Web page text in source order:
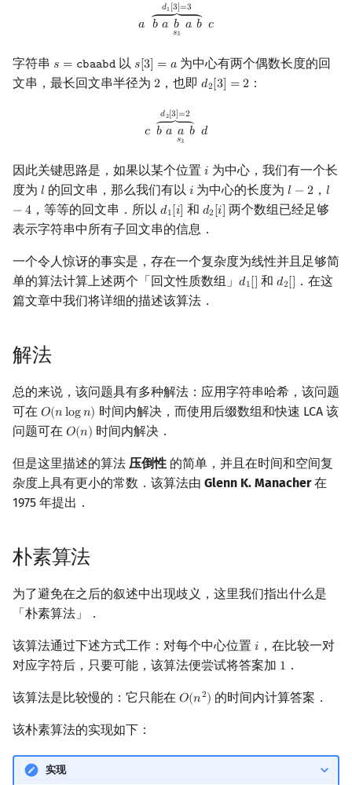
Sublime Text
CP Editor
Tim 排序
排序相关 STL
DP 套 DP
升幂引理
阶乘取模
同余方程
二次剩余
阶 & 原根
离散对数
高次剩余 & 单位根
莫比乌斯反演
Powerful Number 筛
类欧几里德算法
Meissel–Lehmer 算法
连分数
二次域
Lagrange 反演
形式幂级数复合|复合逆
指数生成函数
范德蒙德卷积
Pólya 计数
线性代数
概率论
博弈论
数值算法
序理论
拟阵
Berlekamp–Massey 算法
划分树
可持久化数据结构
树套树
K-D Tree
动态树
PQ 树
手指树
树上随机游走
环计数问题
欧拉图
哈密顿图
二分图
平面图
图的着色
网络流
Prüfer 序列
LGV 引理
最大团搜索算法
支配树
图上随机游走
计算几何杂项
主元素问题
Kahan 求和
珂朵莉树/颜色段均摊
空间优化简介
𝑎
𝑑1 [3]=3
⏞
𝑏 𝑎 𝑏
𝑠3 𝑎 𝑏 𝑐
3 a b⏞
字符串 𝑠 = 𝚌𝚋𝚊𝚊𝚋𝚍
s =cbaabd 以 𝑠[3] = 𝑎
s [3 =a
为中心有两个偶数长度的回
文串，最长回文串半径为 2
2 ，也即 𝑑2[3] = 2
d2 [3 =2 ：
𝑐
𝑑2[3]=2
⏞
𝑏 𝑎 𝑎
𝑠3 𝑏 𝑑
3 b⏞d
因此关键思路是，如果以某个位置 𝑖
i 为中心，我们有一个长
度为 𝑙l 的回文串，那么我们有以 𝑖
i 为中心的长度为𝑙 −2
l −2 ， 𝑙
−4
l
，等等的回文串．所以 𝑑1[𝑖]
d1[i] 和 𝑑2[𝑖]
d2[i 两个数组已经足够
表示字符串中所有子回文串的信息．
一个令人惊讶的事实是，存在一个复杂度为线性并且足够简
单的算法计算上述两个「回文性质数组」 𝑑1[]
d1[ 和𝑑2[]
d2[ ．在这
篇文章中我们将详细的描述该算法．
解法
总的来说，该问题具有多种解法：应用字符串哈希，该问题
可在 𝑂(𝑛log𝑛)
O(nlogn)
时间内解决，而使用后缀数组和快速 LCA 该
问题可在 𝑂(𝑛)
O(n) 时间内解决．
但是这里描述的算法 压倒性 的简单，并且在时间和空间复
杂度上具有更小的常数．该算法由 Glenn K. Manacher在
1975 年提出．
朴素算法
为了避免在之后的叙述中出现歧义，这里我们指出什么是
「朴素算法」．
该算法通过下述方式工作：对每个中心位置 𝑖
i ，在比较一对
对应字符后，只要可能，该算法便尝试将答案加 1
1 ．
该算法是比较慢的：它只能在 𝑂(𝑛2)
O(n2) 的时间内计算答案．
该朴素算法的实现如下：
实现